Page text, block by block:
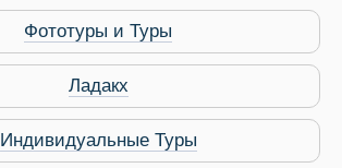
Путеводитель по
Фототуры и Туры
Ладакх
Индивидуальные Туры